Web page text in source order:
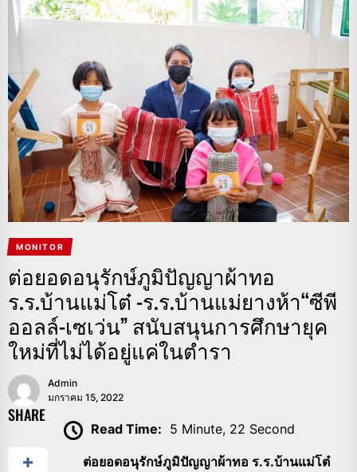
MONITOR
ต่อยอดอนุรักษ์ภูมิปัญญาผ้าทอ
ร.ร.บ้านแม่โต๋ -ร.ร.บ้านแม่ยางห้า“ซีพี
ออลล์-เซเว่น” สนับสนุนการศึกษายุค
ใหม่ที่ไม่ได้อยู่แค่ในตำรา
Admin
มกราคม 15, 2022
SHARE
Read Time: 5 Minute, 22 Second
ต่อยอดอนุรักษ์ภูมิปัญญาผ้าทอ ร.ร.บ้านแม่โต๋